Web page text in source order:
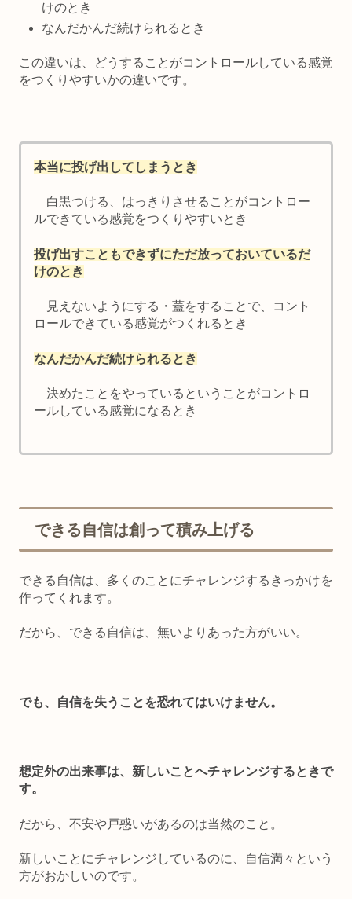
けのとき
なんだかんだ続けられるとき
この違いは、どうすることがコントロールしている感覚
をつくりやすいかの違いです。
本当に投げ出してしまうとき
白黒つける、はっきりさせることがコントロー
ルできている感覚をつくりやすいとき
投げ出すこともできずにただ放っておいているだ
けのとき
見えないようにする・蓋をすることで、コント
ロールできている感覚がつくれるとき
なんだかんだ続けられるとき
決めたことをやっているということがコントロ
ールしている感覚になるとき
できる自信は創って積み上げる
できる自信は、多くのことにチャレンジするきっかけを
作ってくれます。
だから、できる自信は、無いよりあった方がいい。
でも、自信を失うことを恐れてはいけません。
想定外の出来事は、新しいことへチャレンジするときで
す。
だから、不安や戸惑いがあるのは当然のこと。
新しいことにチャレンジしているのに、自信満々という
方がおかしいのです。